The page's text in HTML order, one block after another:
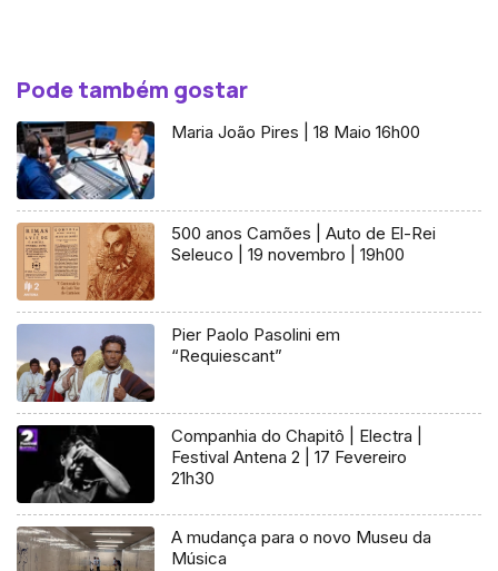
Pode também gostar
Maria João Pires | 18 Maio 16h00
500 anos Camões | Auto de El-Rei
Seleuco | 19 novembro | 19h00
Pier Paolo Pasolini em
“Requiescant”
Companhia do Chapitô | Electra |
Festival Antena 2 | 17 Fevereiro
21h30
A mudança para o novo Museu da
Música